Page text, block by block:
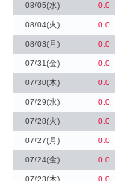
08/05(水) 0.0
08/04(火) 0.0
08/03(月) 0.0
07/31(金) 0.0
07/30(木) 0.0
07/29(水) 0.0
07/28(火) 0.0
07/27(月) 0.0
07/24(金) 0.0
07/23(木) 0.0